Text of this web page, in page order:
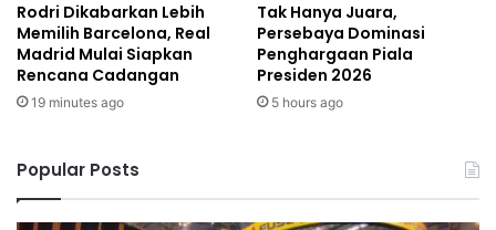
Rodri Dikabarkan Lebih
Memilih Barcelona, Real
Madrid Mulai Siapkan
Rencana Cadangan
19 minutes ago
Tak Hanya Juara,
Persebaya Dominasi
Penghargaan Piala
Presiden 2026
5 hours ago
Popular Posts